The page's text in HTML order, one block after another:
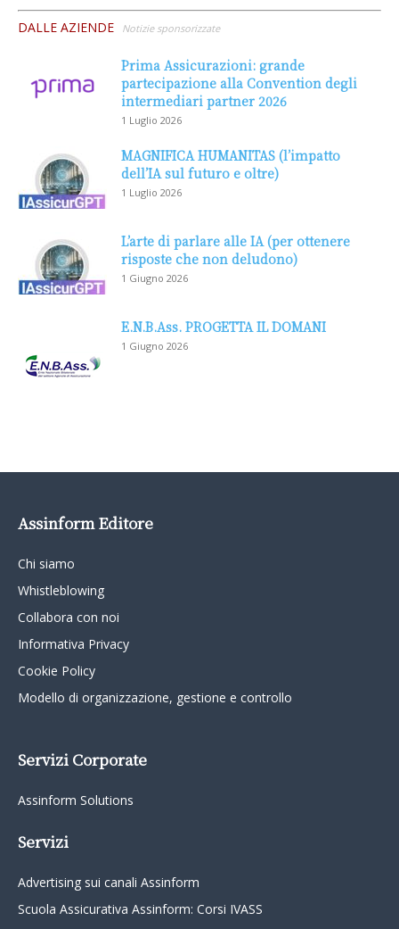
DALLE AZIENDE Notizie sponsorizzate
Prima Assicurazioni: grande
partecipazione alla Convention degli
intermediari partner 2026
1 Luglio 2026
MAGNIFICA HUMANITAS (l’impatto
dell’IA sul futuro e oltre)
1 Luglio 2026
L’arte di parlare alle IA (per ottenere
risposte che non deludono)
1 Giugno 2026
E.N.B.Ass. PROGETTA IL DOMANI
1 Giugno 2026
Assinform Editore
Chi siamo
Whistleblowing
Collabora con noi
Informativa Privacy
Cookie Policy
Modello di organizzazione, gestione e controllo
Servizi Corporate
Assinform Solutions
Servizi
Advertising sui canali Assinform
Scuola Assicurativa Assinform: Corsi IVASS